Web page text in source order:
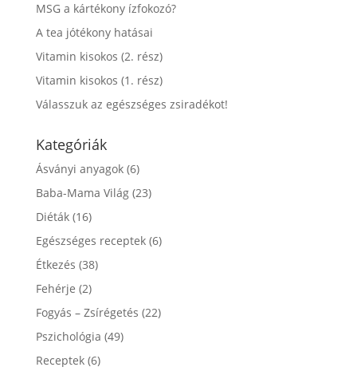
MSG a kártékony ízfokozó?
A tea jótékony hatásai
Vitamin kisokos (2. rész)
Vitamin kisokos (1. rész)
Válasszuk az egészséges zsiradékot!
Kategóriák
Ásványi anyagok(6)
Baba-Mama Világ(23)
Diéták(16)
Egészséges receptek(6)
Étkezés (38)
Fehérje (2)
Fogyás – Zsírégetés (22)
Pszichológia (49)
Receptek(6)